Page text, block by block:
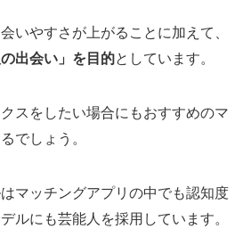
いやすさが上がることに加えて、
の出会い」を目的としています。
スをしたい場合にもおすすめのマ
でしょう。
マッチングアプリの中でも認知度
ルにも芸能人を採用しています。